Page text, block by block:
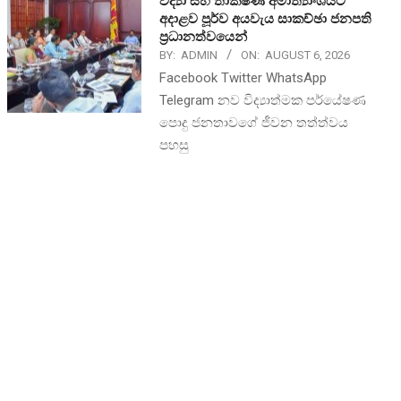
අදාළව පූර්ව අයවැය සාකච්ඡා ජනපති
ප්‍රධානත්වයෙන්
BY: ADMIN ON: AUGUST 6, 2026
Facebook Twitter WhatsApp
Telegram නව විද්‍යාත්මක පර්යේෂණ
පොදු ජනතාවගේ ජීවන තත්ත්වය
පහසු